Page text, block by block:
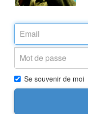
Se souvenir de moi